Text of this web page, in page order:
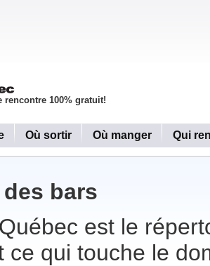
rencontre 100% gratuit!
Où sortir Où manger Qui
bars
est le
ce qui touche le